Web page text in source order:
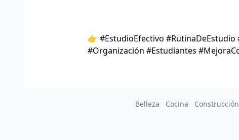
👉 #EstudioEfectivo
#Organización #Estudiantes
Belleza Cocina Construcción